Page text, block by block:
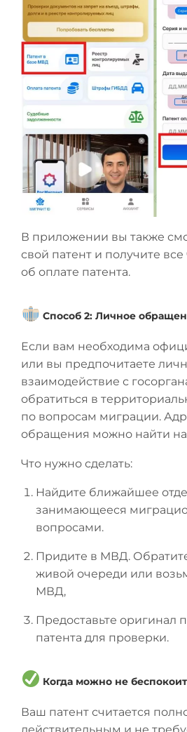
В приложении вы также
свой патент и получите
об оплате патента.
Способ 2: Личное
Если вам необходима
или вы предпочитаете
взаимодействие с
обратиться в
по вопросам миграции.
обращения можно найти на
Что нужно сделать:
Найдите ближайшее
занимающееся
вопросами.
Придите в МВД.
живой очереди или
МВД,
Предоставьте оригинал
патента для проверки.
Когда можно не
Ваш патент считается